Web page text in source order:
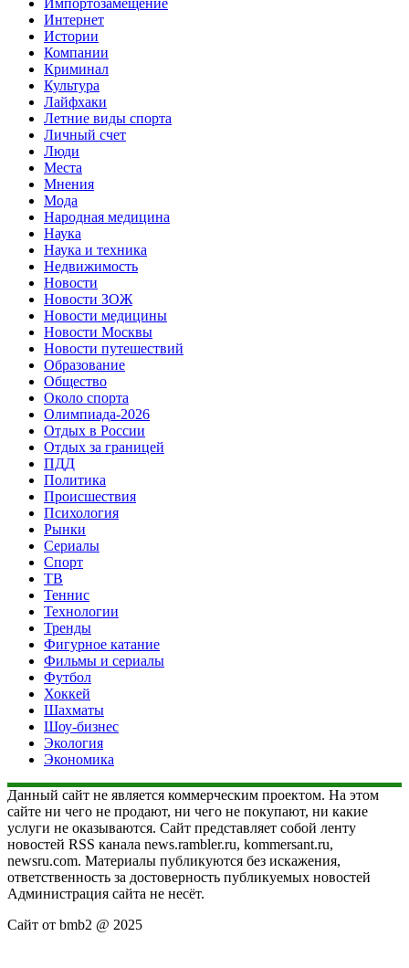
Интернет
Истории
Компании
Криминал
Культура
Лайфхаки
Летние виды спорта
Личный счет
Люди
Места
Мнения
Мода
Народная медицина
Наука
Наука и техника
Недвижимость
Новости
Новости ЗОЖ
Новости медицины
Новости Москвы
Новости путешествий
Образование
Общество
Около спорта
Олимпиада-2026
Отдых в России
Отдых за границей
ПДД
Политика
Происшествия
Психология
Рынки
Сериалы
Спорт
ТВ
Теннис
Технологии
Тренды
Фигурное катание
Фильмы и сериалы
Футбол
Хоккей
Шахматы
Шоу-бизнес
Экология
Экономика
Данный сайт не является коммерческим проектом. На этом
сайте ни чего не продают, ни чего не покупают, ни какие
услуги не оказываются. Сайт представляет собой ленту
новостей RSS канала news.rambler.ru, kommersant.ru,
newsru.com. Материалы публикуются без искажения,
ответственность за достоверность публикуемых новостей
Администрация сайта не несёт.
Сайт от bmb2 @ 2025